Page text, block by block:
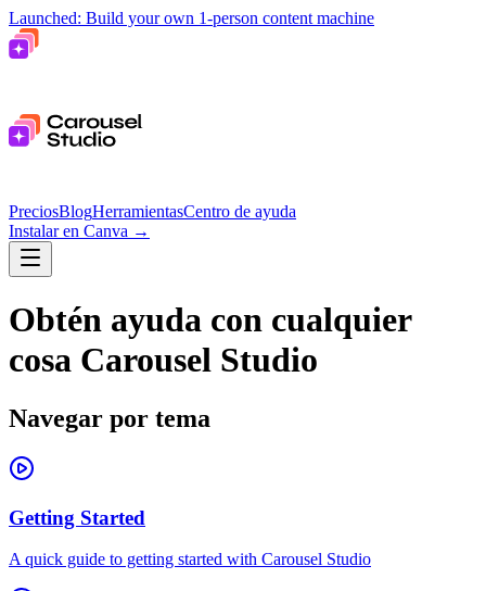
Launched: Build your own 1-person content machine
PreciosBlogHerramientasCentro de ayuda
Instalar en Canva →
Obtén ayuda con cualquier
cosa Carousel Studio
Navegar por tema
Getting Started
A quick guide to getting started with Carousel Studio